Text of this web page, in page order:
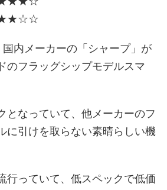
国内メーカーの「シャープ」が
のフラッグシップモデルスマ
となっていて、他メーカーのフ
に引けを取らない素晴らしい機
行っていて、低スペックで低価